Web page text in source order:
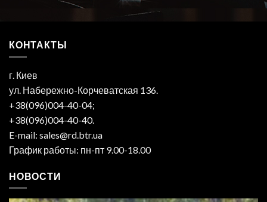
КОНТАКТЫ
г. Киев
ул. Набережно-Корчеватская 136.
+38(096)004-40-04;
+38(096)004-40-40.
E-mail: sales@rd.btr.ua
График работы: пн-пт 9.00-18.00
НОВОСТИ